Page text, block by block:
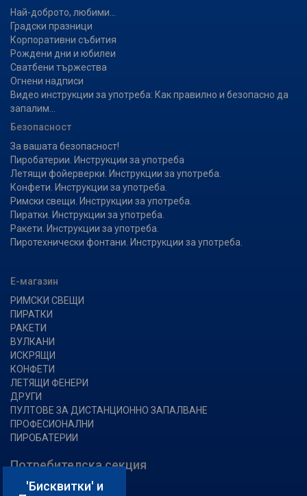
Най-доброто, любими...
Градски празници
Корпоративни събития
Рождени дни и юбилеи
Сватбени тържества
Огнени надписи
Видео инструкции за употреба: Как правилно и безопасно да
запалим...
Безопасност
За вашата безопасност!
Пиробатерии. Инструкции за употреба
Летящи фойерверки. Инструкции за употреба.
Конфети. Инструкции за употреба.
Римски свещи. Инструкции за употреба.
Пиратки. Инструкции за употреба.
Ракети. Инструкции за употреба.
Пиротехнически фонтани. Инструкции за употреба.
Е-магазин
РИМСКИ СВЕЩИ
ПИРАТКИ
РАКЕТИ
ВУЛКАНИ
ИСКРЯЩИ
КОНФЕТИ
ЛЕТЯЩИ ФЕНЕРИ
ДРУГИ
ПУЛТОВЕ ЗА ДИСТАНЦИОННО ЗАПАЛВАНЕ
ПРОФЕСИОНАЛНИ
ПИРОБАТЕРИИ
Потребителска секция
Влез'Бисквитки' и